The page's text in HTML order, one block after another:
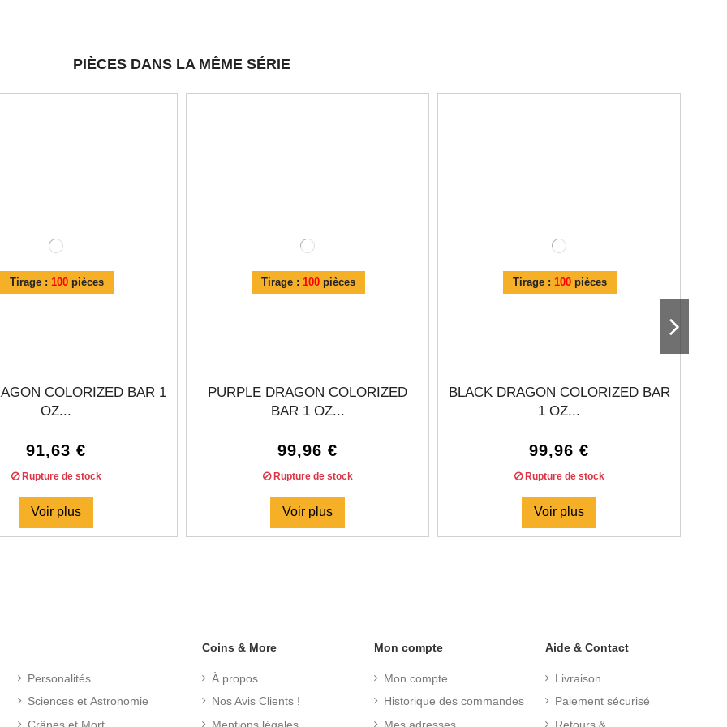
PIÈCES DANS LA MÊME SÉRIE
Tirage : 100 pièces
COLORIZED BAR 1
OZ...
91,63 €
Rupture de stock
Voir plus
Tirage : 100 pièces
PURPLE DRAGON COLORIZED
BAR 1 OZ...
99,96 €
Rupture de stock
Voir plus
Tirage : 100 pièces
BLACK DRAGON COLORIZED BAR
1 OZ...
99,96 €
Rupture de stock
Voir plus
Personalités
Sciences et Astronomie
Crânes et Mort
Coins & More
À propos
Nos Avis Clients !
Mentions légales
Mon compte
Mon compte
Historique des commandes
Mes adresses
Aide & Contact
Livraison
Paiement sécurisé
Retours &